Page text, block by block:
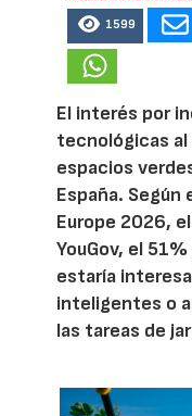
1599
El interés por
tecnológicas
espacios
España.
Europe 2026,
YouGov, el
estaría
inteligentes o
las tareas de